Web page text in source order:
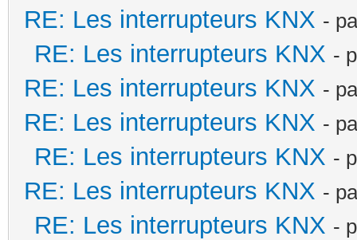
RE: Les interrupteurs KNX -
RE: Les interrupteurs KNX -
RE: Les interrupteurs KNX -
RE: Les interrupteurs KNX -
RE: Les interrupteurs KNX -
RE: Les interrupteurs KNX -
RE: Les interrupteurs KNX -